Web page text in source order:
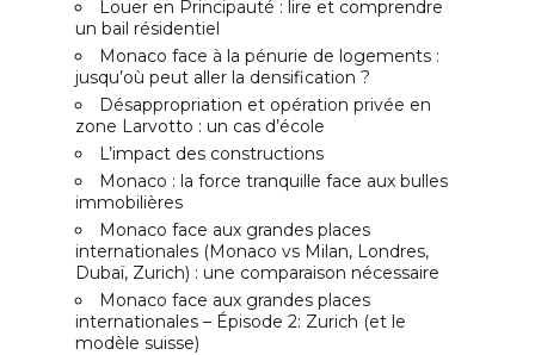
Louer en Principauté : lire et comprendre
un bail résidentiel
Monaco face à la pénurie de logements :
jusqu’où peut aller la densification ?
Désappropriation et opération privée en
zone Larvotto : un cas d’école
L’impact des constructions
Monaco : la force tranquille face aux bulles
immobilières
Monaco face aux grandes places
internationales (Monaco vs Milan, Londres,
Dubaï, Zurich) : une comparaison nécessaire
Monaco face aux grandes places
internationales – Épisode 2: Zurich (et le
modèle suisse)